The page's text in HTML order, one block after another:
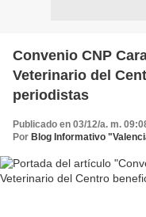
Convenio CNP
Veterinario del
periodistas
Publicado en 03/12/a. m.
Por Blog Informativo